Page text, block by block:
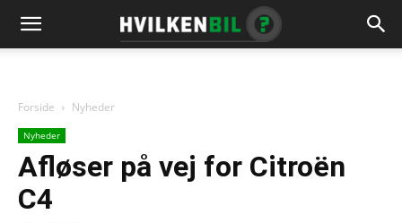
Forside Nyheder
Nyheder
Afløser på vej for Citroën
C4